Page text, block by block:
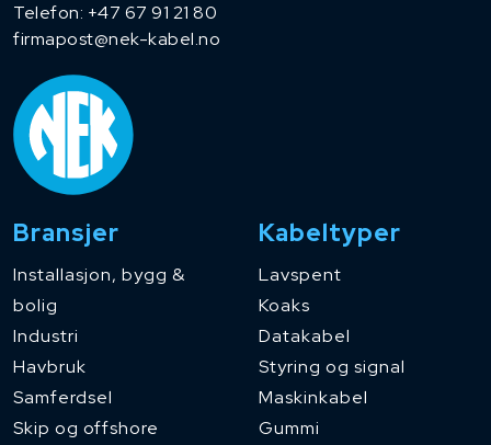
Telefon: +47 67 91 21 80
firmapost@nek-kabel.no
Bransjer
Installasjon, bygg &
bolig
Industri
Havbruk
Samferdsel
Skip og offshore
Kabeltyper
Lavspent
Koaks
Datakabel
Styring og signal
Maskinkabel
Gummi